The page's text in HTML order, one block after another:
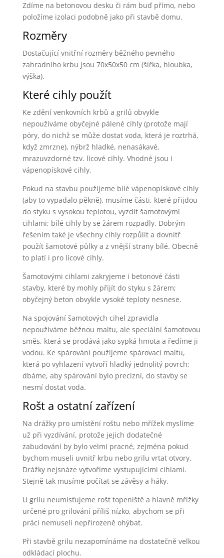
Zdíme na betonovou desku či rám buď přímo, nebo
položíme izolaci podobně jako při stavbě domu.
Rozměry
Dostačující vnitřní rozměry běžného pevného
zahradního krbu jsou 70x50x50 cm (šířka, hloubka,
výška).
Které cihly použít
Ke zdění venkovních krbů a grilů obvykle
nepoužíváme obyčejné pálené cihly (protože mají
póry, do nichž se může dostat voda, která je roztrhá,
když zmrzne), nýbrž hladké, nenasákavé,
mrazuvzdorné tzv. lícové cihly. Vhodné jsou i
vápenopískové cihly.
Pokud na stavbu použijeme bílé vápenopískové cihly
(aby to vypadalo pěkně), musíme části, které přijdou
do styku s vysokou teplotou, vyzdít šamotovými
cihlami; bílé cihly by se žárem rozpadly. Dobrým
řešením také je všechny cihly rozpůlit a dovnitř
použít šamotové půlky a z vnější strany bílé. Obecně
to platí i pro lícové cihly.
Šamotovými cihlami zakryjeme i betonové části
stavby, které by mohly přijít do styku s žárem;
obyčejný beton obvykle vysoké teploty nesnese.
Na spojování šamotových cihel zpravidla
nepoužíváme běžnou maltu, ale speciální šamotovou
směs, která se prodává jako sypká hmota a ředíme ji
vodou. Ke spárování použijeme spárovací maltu,
která po vyhlazení vytvoří hladký jednolitý povrch;
dbáme, aby spárování bylo precizní, do stavby se
nesmí dostat voda.
Rošt a ostatní zařízení
Na drážky pro umístění roštu nebo mřížek myslíme
už při vyzdívání, protože jejich dodatečné
zabudování by bylo velmi pracné, zejména pokud
bychom museli uvnitř krbu nebo grilu vrtat otvory.
Drážky nejsnáze vytvoříme vystupujícími cihlami.
Stejně tak musíme počítat se závěsy a háky.
U grilu neumisťujeme rošt topeniště a hlavně mřížky
určené pro grilování příliš nízko, abychom se při
práci nemuseli nepřirozeně ohýbat.
Při stavbě grilu nezapomínáme na dostatečně velkou
odkládací plochu.